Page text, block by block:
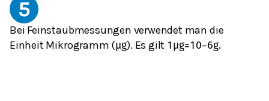
5
Bei Feinstaubmessungen verwendet man die
Einheit Mikrogramm (μg). Es gilt 1 μg=10−6g.